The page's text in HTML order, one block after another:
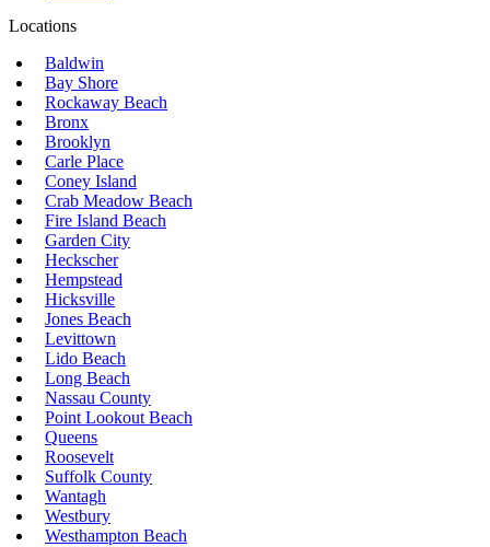
Locations
Baldwin
Bay Shore
Rockaway Beach
Bronx
Brooklyn
Carle Place
Coney Island
Crab Meadow Beach
Fire Island Beach
Garden City
Heckscher
Hempstead
Hicksville
Jones Beach
Levittown
Lido Beach
Long Beach
Nassau County
Point Lookout Beach
Queens
Roosevelt
Suffolk County
Wantagh
Westbury
Westhampton Beach